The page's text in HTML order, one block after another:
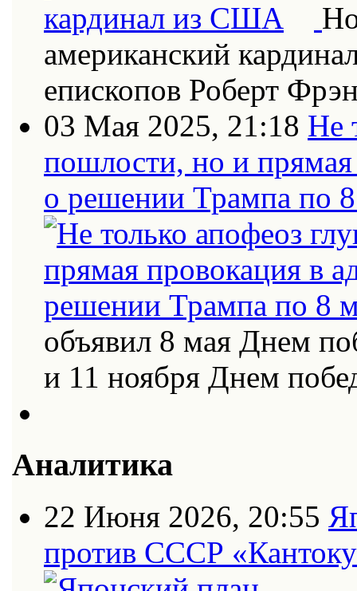
американский
епископов Роберт
03 Мая 2025, 21:18 Не
пошлости, но и
о решении Трампа по
объявил 8 мая Днем
и 11 ноября Днем
Аналитика
22 Июня 2026, 20:55
против СССР